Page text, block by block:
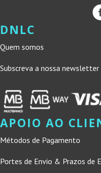
DNLC
Quem somos
Subscreva a nossa newsletter
APOIO AO
Métodos de Pagamento
Portes de Envio & Prazos de